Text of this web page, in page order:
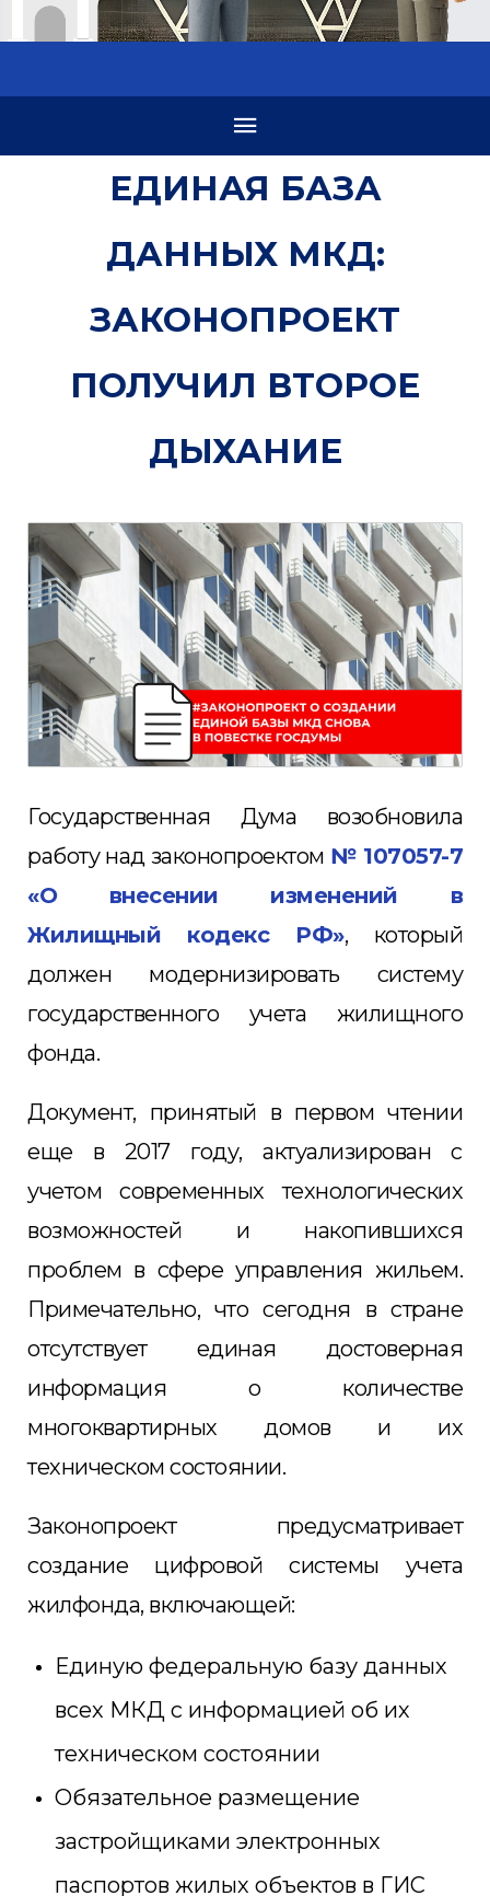
ЕДИНАЯ БАЗА
ДАННЫХ МКД:
ЗАКОНОПРОЕКТ
ПОЛУЧИЛ ВТОРОЕ
ДЫХАНИЕ
Государственная Дума возобновила
работу над законопроектом № 107057-7
«О внесении изменений в
Жилищный кодекс РФ», который
должен модернизировать систему
государственного учета жилищного
фонда.
Документ, принятый в первом чтении
еще в 2017 году, актуализирован с
учетом современных технологических
возможностей и накопившихся
проблем в сфере управления жильем.
Примечательно, что сегодня в стране
отсутствует единая достоверная
информация о количестве
многоквартирных домов и их
техническом состоянии.
Законопроект предусматривает
создание цифровой системы учета
жилфонда, включающей:
Единую федеральную базу данных
всех МКД с информацией об их
техническом состоянии
Обязательное размещение
застройщиками электронных
паспортов жилых объектов в ГИС